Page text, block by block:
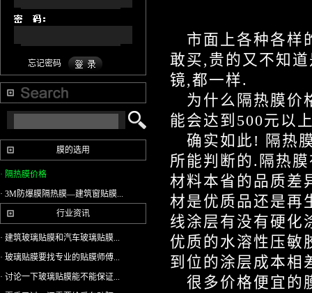
忘记密码
膜的选用
· 隔热膜价格
· 3M防爆膜隔热膜—建筑窗贴膜...
行业资讯
· 建筑玻璃贴膜和汽车玻璃贴膜...
· 玻璃贴膜要找专业的贴膜师傅...
· 讨论一下玻璃贴膜能不能保证...
市面上各种各样
敢买,贵的又不知
镜,都一样.
为什么隔热膜价
能会达到500元以
确实如此! 隔热
所能判断的.隔热
材料本省的品质差
材是优质品还是再
线涂层有没有硬化
优质的水溶性压敏
到位的涂层成本相
很多价格便宜的